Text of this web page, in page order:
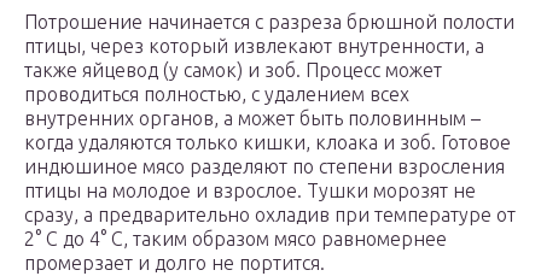
Потрошение начинается с разреза брюшной полости
птицы, через который извлекают внутренности, а
также яйцевод (у самок) и зоб. Процесс может
проводиться полностью, с удалением всех
внутренних органов, а может быть половинным –
когда удаляются только кишки, клоака и зоб. Готовое
индюшиное мясо разделяют по степени взросления
птицы на молодое и взрослое. Тушки морозят не
сразу, а предварительно охладив при температуре от
2° С до 4° С, таким образом мясо равномернее
промерзает и долго не портится.